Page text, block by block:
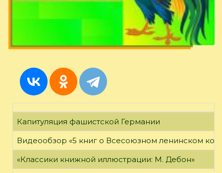
Капитуляция фашистской Германии
Видеообзор «5 книг о Всесоюзном ленинском
«Классики книжной иллюстрации: М. Дебон»